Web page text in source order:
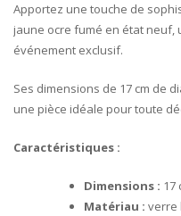
Apportez une touche de
jaune ocre fumé en état neuf,
événement exclusif.
Ses dimensions de 17 cm de
une pièce idéale pour toute
Caractéristiques :
Dimensions : 17
Matériau : verre